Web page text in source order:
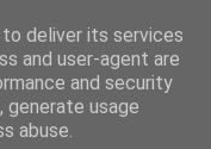
deliver its services
and user-agent are
and security
usage
abuse.